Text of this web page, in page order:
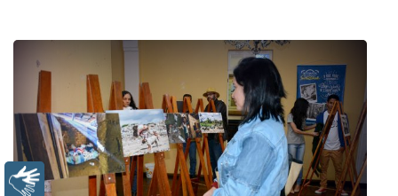
Libras